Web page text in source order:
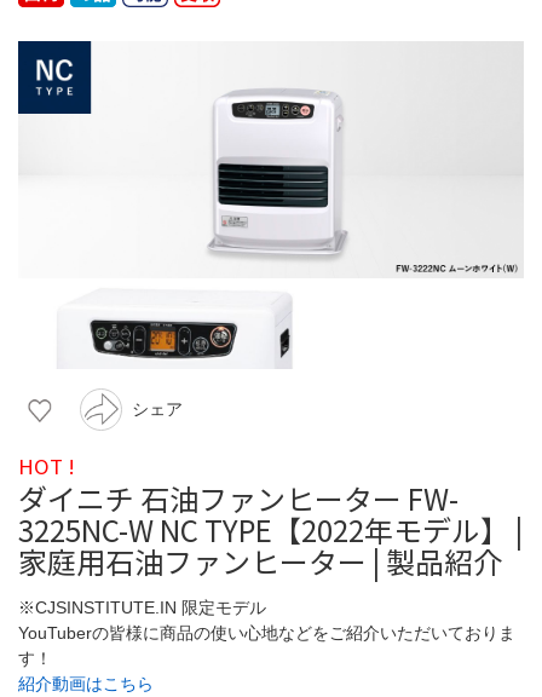
シェア
HOT !
ダイニチ 石油ファンヒーター FW-
3225NC-W NC TYPE【2022年モデル】 |
家庭用石油ファンヒーター | 製品紹介
※CJSINSTITUTE.IN 限定モデル
YouTuberの皆様に商品の使い心地などをご紹介いただいておりま
す！
紹介動画はこちら